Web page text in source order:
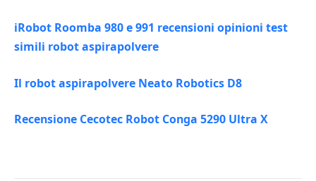
iRobot Roomba 980 e 991 recensioni opinioni test
simili robot aspirapolvere
Il robot aspirapolvere Neato Robotics D8
Recensione Cecotec Robot Conga 5290 Ultra X